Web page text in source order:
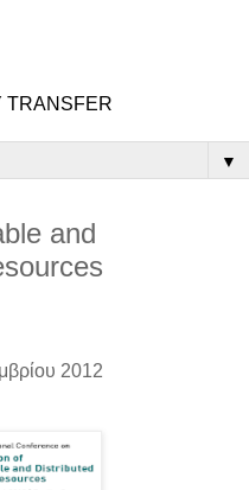
TRANSFER
▼
and
2012